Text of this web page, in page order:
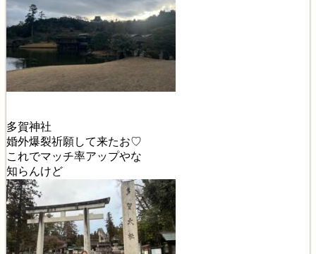
多賀神社
婚外爆裂祈願して来たお♡
これでマッチ率アップやな
知らんけど